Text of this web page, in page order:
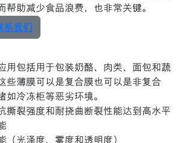
帮助减少食品浪费，也非常关键。
系我们
用包括用于包装奶酪、肉类、面包和蔬
些薄膜可以是复合膜也可以是非复合
如冷冻柜等恶劣环境。
撕裂强度和耐挠曲断裂性能达到高水平
（光泽度、雾度和透明度）